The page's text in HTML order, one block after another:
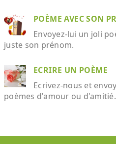
POÈME AVEC SON
Envoyez-lui un joli
juste son prénom.
ECRIRE UN POÈME
Ecrivez-nous et
poèmes d'amour ou d'amitié.